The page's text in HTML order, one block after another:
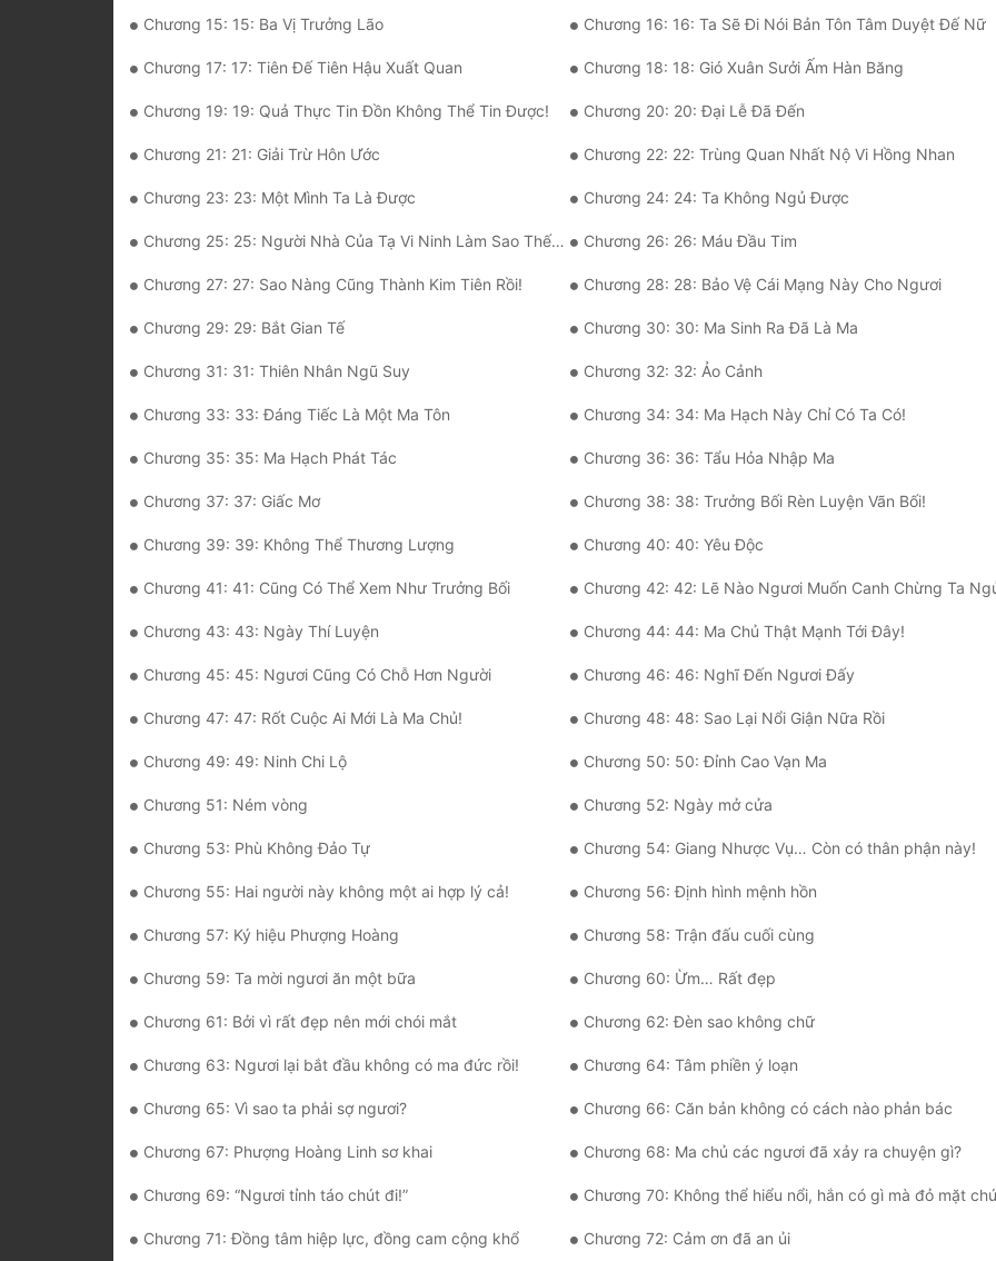
Chương 15: 15: Ba Vị Trưởng Lão Chương 16: 16: Ta Sẽ Đi Nói Bản Tôn Tâm Duyệt Đế Nữ
Chương 17: 17: Tiên Đế Tiên Hậu Xuất Quan Chương 18: 18: Gió Xuân Sưởi Ấm Hàn Băng
Chương 19: 19: Quả Thực Tin Đồn Không Thể Tin Được! Chương 20: 20: Đại Lễ Đã Đến
Chương 21: 21: Giải Trừ Hôn Ước Chương 22: 22: Trùng Quan Nhất Nộ Vi Hồng Nhan
Chương 23: 23: Một Mình Ta Là Được Chương 24: 24: Ta Không Ngủ Được
Chương 25: 25: Người Nhà Của Tạ Vi Ninh Làm Sao Thế Nhỉ Chương 26: 26: Máu Đầu Tim
Chương 27: 27: Sao Nàng Cũng Thành Kim Tiên Rồi! Chương 28: 28: Bảo Vệ Cái Mạng Này Cho Ngươi
Chương 29: 29: Bắt Gian Tế Chương 30: 30: Ma Sinh Ra Đã Là Ma
Chương 31: 31: Thiên Nhân Ngũ Suy Chương 32: 32: Ảo Cảnh
Chương 33: 33: Đáng Tiếc Là Một Ma Tôn Chương 34: 34: Ma Hạch Này Chỉ Có Ta Có!
Chương 35: 35: Ma Hạch Phát Tác Chương 36: 36: Tẩu Hỏa Nhập Ma
Chương 37: 37: Giấc Mơ Chương 38: 38: Trưởng Bối Rèn Luyện Vãn Bối!
Chương 39: 39: Không Thể Thương Lượng Chương 40: 40: Yêu Độc
Chương 41: 41: Cũng Có Thể Xem Như Trưởng Bối Chương 42: 42: Lẽ Nào Ngươi Muốn Canh Chừng Ta
Chương 43: 43: Ngày Thí Luyện Chương 44: 44: Ma Chủ Thật Mạnh Tới Đây!
Chương 45: 45: Ngươi Cũng Có Chỗ Hơn Người Chương 46: 46: Nghĩ Đến Ngươi Đấy
Chương 47: 47: Rốt Cuộc Ai Mới Là Ma Chủ! Chương 48: 48: Sao Lại Nổi Giận Nữa Rồi
Chương 49: 49: Ninh Chi Lộ Chương 50: 50: Đỉnh Cao Vạn Ma
Chương 51: Ném vòng Chương 52: Ngày mở cửa
Chương 53: Phù Không Đảo Tự Chương 54: Giang Nhược Vụ… Còn có thân phận này!
Chương 55: Hai người này không một ai hợp lý cả! Chương 56: Định hình mệnh hồn
Chương 57: Ký hiệu Phượng Hoàng Chương 58: Trận đấu cuối cùng
Chương 59: Ta mời ngươi ăn một bữa Chương 60: Ừm… Rất đẹp
Chương 61: Bởi vì rất đẹp nên mới chói mắt Chương 62: Đèn sao không chữ
Chương 63: Ngươi lại bắt đầu không có ma đức rồi! Chương 64: Tâm phiền ý loạn
Chương 65: Vì sao ta phải sợ ngươi? Chương 66: Căn bản không có cách nào phản bác
Chương 67: Phượng Hoàng Linh sơ khai Chương 68: Ma chủ các ngươi đã xảy ra chuyện gì?
Chương 69: “Ngươi tỉnh táo chút đi!” Chương 70: Không thể hiểu nổi, hắn có gì mà đỏ mặt
Chương 71: Đồng tâm hiệp lực, đồng cam cộng khổ Chương 72: Cảm ơn đã an ủi